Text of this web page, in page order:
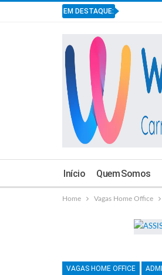
EM DESTAQUE:
Início Quem Somos
Home Vagas Home Office
VAGAS HOME OFFICE